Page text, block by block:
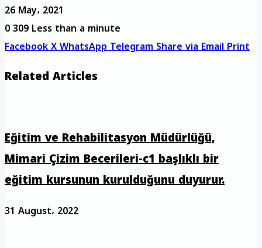
26 May، 2021
0309Less than a minute
FacebookXWhatsAppTelegramShare via EmailPrint
Related Articles
Eğitim ve Rehabilitasyon Müdürlüğü,
Mimari Çizim Becerileri-c1 başlıklı bir
eğitim kursunun kurulduğunu duyurur.
31 August، 2022